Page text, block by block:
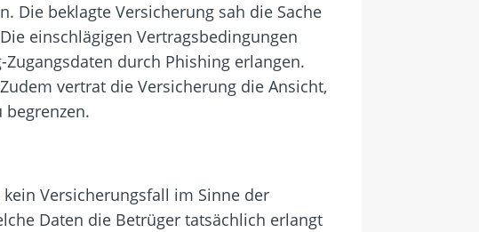
Die beklagte Versicherung sah die Sache
einschlägigen Vertragsbedingungen
durch Phishing erlangen.
vertrat die Versicherung die Ansicht,
begrenzen.
Versicherungsfall im Sinne der
Daten die Betrüger tatsächlich erlangt